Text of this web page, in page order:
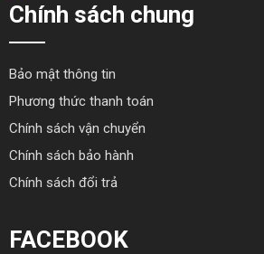
Chính sách chung
Bảo mật thông tin
Phương thức thanh toán
Chính sách vận chuyển
Chính sách bảo hành
Chính sách đổi trả
FACEBOOK